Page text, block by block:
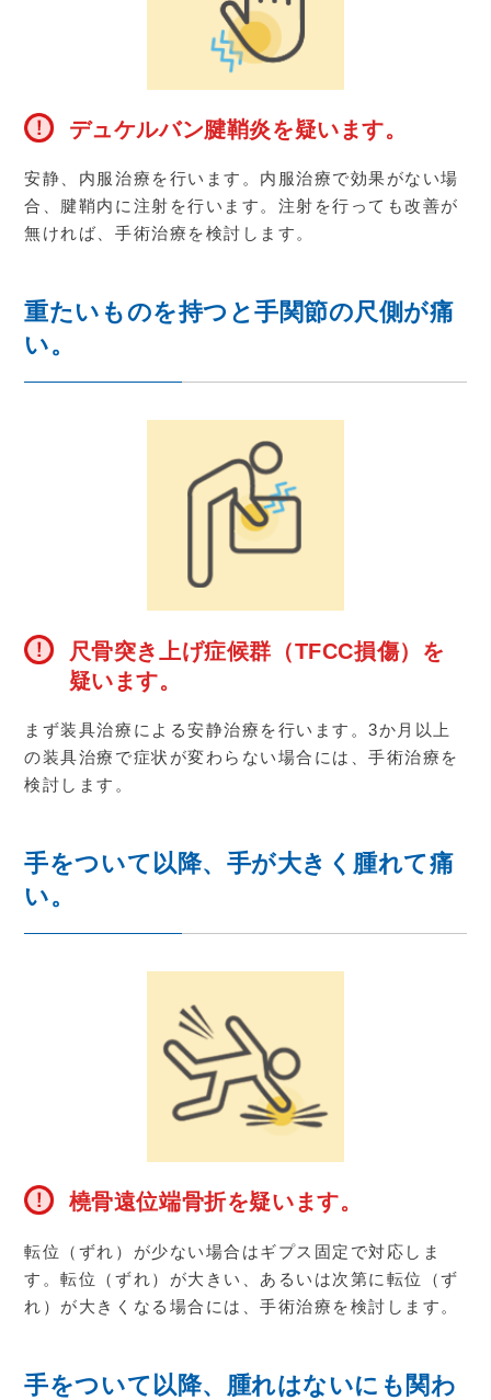
デュケルバン腱鞘炎を疑います。
安静、内服治療を行います。内服治療で効果がない場
合、腱鞘内に注射を行います。注射を行っても改善が
無ければ、手術治療を検討します。
重たいものを持つと手関節の尺側が痛
い。
尺骨突き上げ症候群（TFCC損傷）を
疑います。
まず装具治療による安静治療を行います。3か月以上
の装具治療で症状が変わらない場合には、手術治療を
検討します。
手をついて以降、手が大きく腫れて痛
い。
橈骨遠位端骨折を疑います。
転位（ずれ）が少ない場合はギプス固定で対応しま
す。転位（ずれ）が大きい、あるいは次第に転位（ず
れ）が大きくなる場合には、手術治療を検討します。
手をついて以降、腫れはないにも関わ